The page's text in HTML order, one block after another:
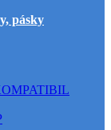
pásky